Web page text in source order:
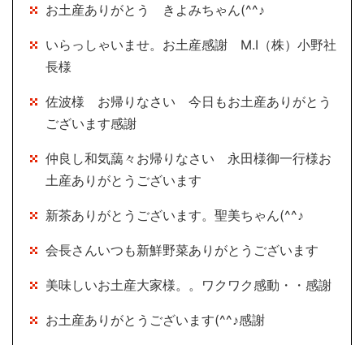
お土産ありがとう きよみちゃん(^^♪
いらっしゃいませ。お土産感謝 M.I（株）小野社
長様
佐波様 お帰りなさい 今日もお土産ありがとう
ございます感謝
仲良し和気藹々お帰りなさい 永田様御一行様お
土産ありがとうございます
新茶ありがとうございます。聖美ちゃん(^^♪
会長さんいつも新鮮野菜ありがとうございます
美味しいお土産大家様。。ワクワク感動・・感謝
お土産ありがとうございます(^^♪感謝